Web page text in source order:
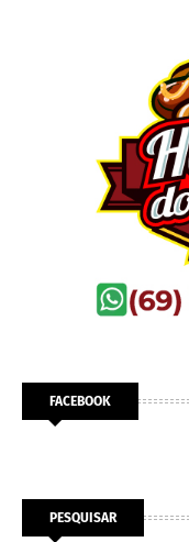
FACEBOOK
PESQUISAR